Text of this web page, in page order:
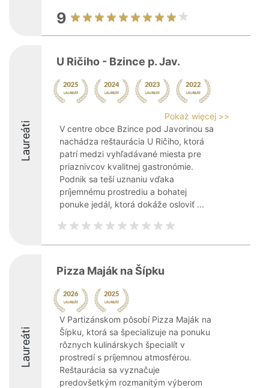
9
Laureáti
U Ričiho - Bzince p. Jav.
Pokaż więcej >>
V centre obce Bzince pod Javorinou sa
nachádza reštaurácia U Ričiho, ktorá
patrí medzi vyhľadávané miesta pre
priaznivcov kvalitnej gastronómie.
Podnik sa teší uznaniu vďaka
príjemnému prostrediu a bohatej
ponuke jedál, ktorá dokáže osloviť ...
Laureáti
Pizza Maják na Šípku
V Partizánskom pôsobí Pizza Maják na
Šípku, ktorá sa špecializuje na ponuku
rôznych kulinárskych špecialít v
prostredí s príjemnou atmosférou.
Reštaurácia sa vyznačuje
predovšetkým rozmanitým výberom